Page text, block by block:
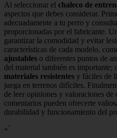
Al seleccionar el chaleco de
aspectos que debes considerar.
adecuadamente a tu perro y
proporcionadas por el fabricante.
garantizar la comodidad y evitar
características de cada modelo,
ajustables o diferentes puntos de
del material también es importante;
materiales resistentes y fáciles de
juega en terrenos difíciles.
de leer opiniones y valoraciones de
comentarios pueden ofrecerte
durabilidad y funcionamiento del
«`